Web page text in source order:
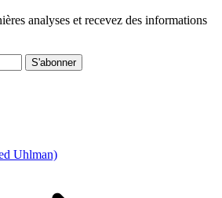
analyses et recevez des informations
S'abonner
Uhlman)